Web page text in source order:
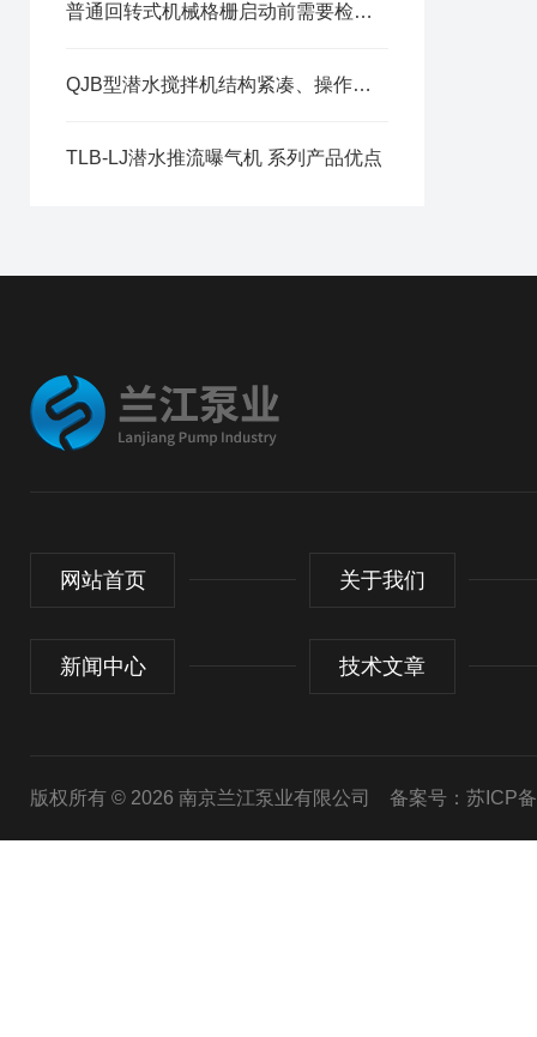
普通回转式机械格栅启动前需要检查的事项
QJB型潜水搅拌机结构紧凑、操作维修简单
TLB-LJ潜水推流曝气机 系列产品优点
网站首页 关于我们
新闻中心 技术文章
版权所有 © 2026 南京兰江泵业有限公司 备案号：苏ICP